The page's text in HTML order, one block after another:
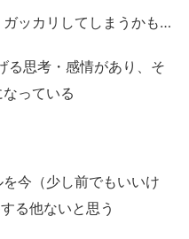
ッカリしてしまうかも…
思考・感情があり、そ
っている
今（少し前でもいいけ
る他ないと思う